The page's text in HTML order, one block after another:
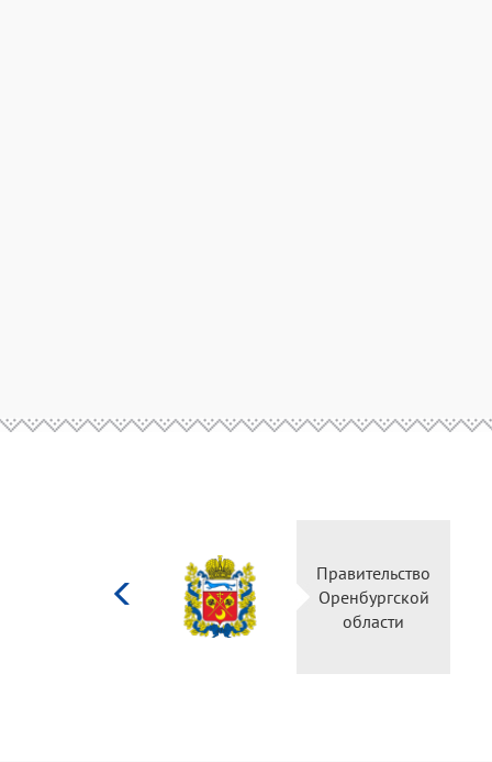
Правительство
Оренбургской
области